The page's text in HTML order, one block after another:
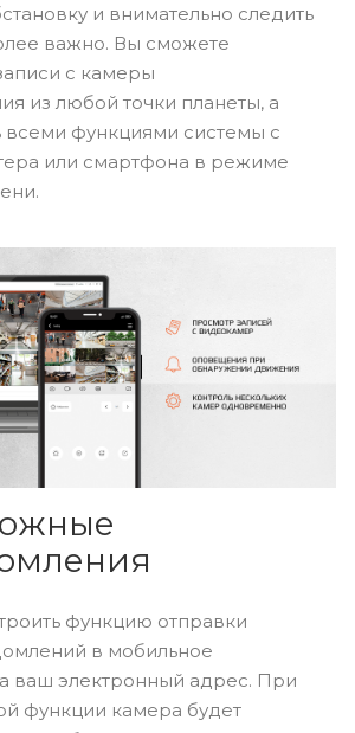
и внимательно следить
важно. Вы сможете
с камеры
из любой точки планеты, а
всеми функциями системы с
или смартфона в режиме
функцию отправки
в мобильное
ваш электронный адрес. При
функции камера будет